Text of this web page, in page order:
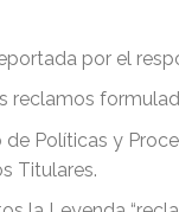
por el
reclamos
Políticas y
Titulares.